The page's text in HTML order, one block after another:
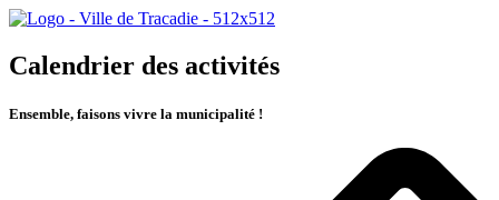
Calendrier des activités
Ensemble, faisons vivre la municipalité !